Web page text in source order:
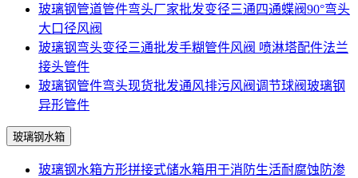
玻璃钢管道管件弯头厂家批发变径三通四通蝶阀90°弯头
大口径风阀
玻璃钢弯头变径三通批发手糊管件风阀 喷淋塔配件法兰
接头管件
玻璃钢管件弯头现货批发通风排污风阀调节球阀玻璃钢
异形管件
玻璃钢水箱
玻璃钢水箱方形拼接式储水箱用于消防生活耐腐蚀防渗